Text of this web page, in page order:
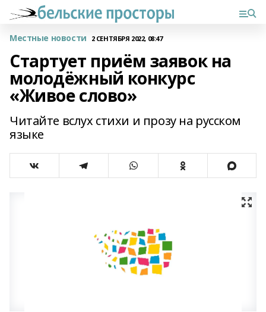
Местные новости 2 СЕНТЯБРЯ 2022, 08:47
Стартует приём заявок на
молодёжный конкурс
«Живое слово»
Читайте вслух стихи и прозу на русском
языке